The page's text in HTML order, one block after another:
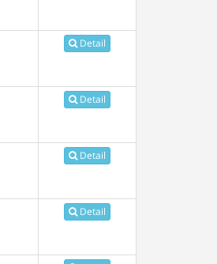
Detail
Detail
Detail
Detail